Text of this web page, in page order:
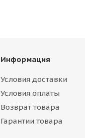
Информация
Условия доставки
Условия оплаты
Возврат товара
Гарантии товара